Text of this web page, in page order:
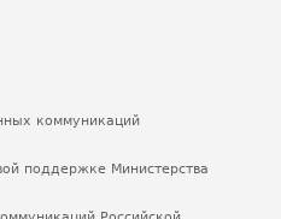
коммуникаций
поддержке Министерства